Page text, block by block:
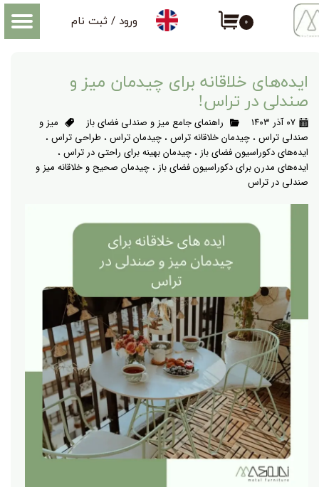
۰ ورود / ثبت نام
حساب کاربری من
سفارشات
خروج از حساب کاربری
ایده‌های خلاقانه برای چیدمان میز و
صندلی در تراس!
۰۷ آذر ۱۴۰۳ راهنمای جامع میز و صندلی فضای باز
میز و
صندلی تراس، چیدمان خلاقانه تراس، چیدمان تراس، طراحی تراس،
ایده‌های دکوراسیون فضای باز ، چیدمان بهینه برای راحتی در تراس،
ایده‌های مدرن برای دکوراسیون فضای باز ، چیدمان صحیح و خلاقانه میز و
صندلی در تراس